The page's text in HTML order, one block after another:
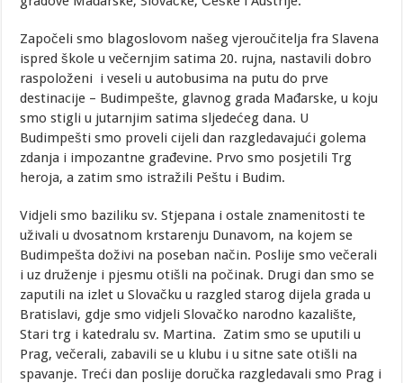
Započeli smo blagoslovom našeg vjeroučitelja fra Slavena
ispred škole u večernjim satima 20. rujna, nastavili dobro
raspoloženi i veseli u autobusima na putu do prve
destinacije – Budimpešte, glavnog grada Mađarske, u koju
smo stigli u jutarnjim satima sljedećeg dana. U
Budimpešti smo proveli cijeli dan razgledavajući golema
zdanja i impozantne građevine. Prvo smo posjetili Trg
heroja, a zatim smo istražili Peštu i Budim.
Vidjeli smo baziliku sv. Stjepana i ostale znamenitosti te
uživali u dvosatnom krstarenju Dunavom, na kojem se
Budimpešta doživi na poseban način. Poslije smo večerali
i uz druženje i pjesmu otišli na počinak. Drugi dan smo se
zaputili na izlet u Slovačku u razgled starog dijela grada u
Bratislavi, gdje smo vidjeli Slovačko narodno kazalište,
Stari trg i katedralu sv. Martina. Zatim smo se uputili u
Prag, večerali, zabavili se u klubu i u sitne sate otišli na
spavanje. Treći dan poslije doručka razgledavali smo Prag i